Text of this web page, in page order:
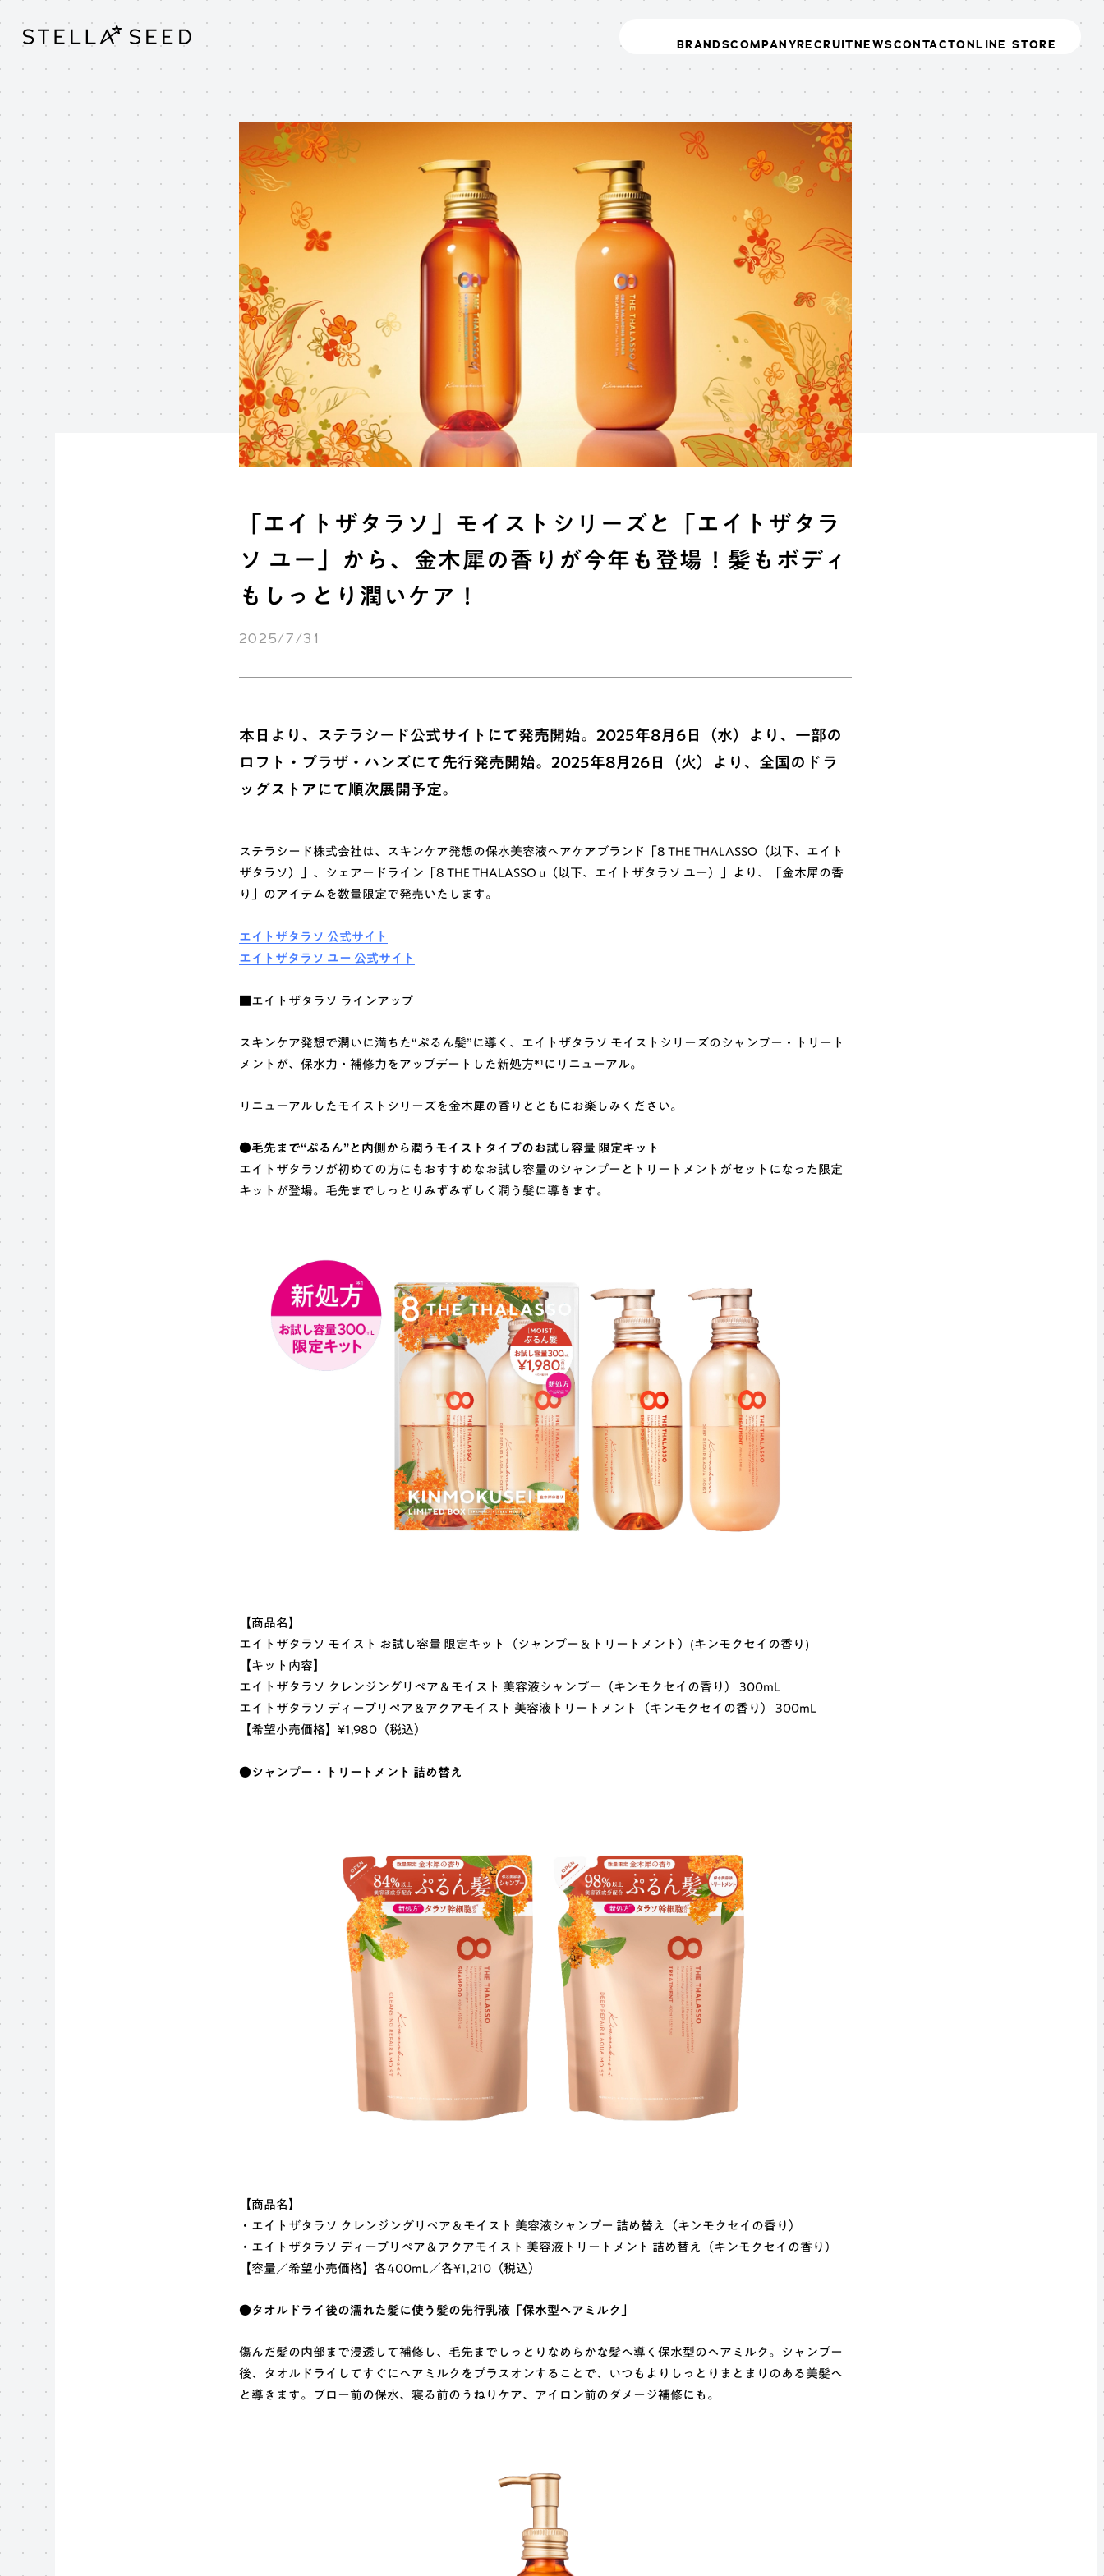
BRANDSCOMPANYRECRUITNEWSCONTACTONLINE STORE
「エイトザタラソ」モイストシリーズと「エイトザタラ
ソ ユー」から、金木犀の香りが今年も登場！髪もボディ
もしっとり潤いケア！
2025/7/31
本日より、ステラシード公式サイトにて発売開始。2025年8月6日（水）より、一部の
ロフト・プラザ・ハンズにて先行発売開始。2025年8月26日（火）より、全国のドラ
ッグストアにて順次展開予定。
ステラシード株式会社は、スキンケア発想の保水美容液ヘアケアブランド「8 THE THALASSO（以下、エイト
ザタラソ）」、シェアードライン「8 THE THALASSO u（以下、エイトザタラソ ユー）」より、「金木犀の香
り」のアイテムを数量限定で発売いたします。
エイトザタラソ 公式サイト
エイトザタラソ ユー 公式サイト
■エイトザタラソ ラインアップ
スキンケア発想で潤いに満ちた“ぷるん髪”に導く、エイトザタラソ モイストシリーズのシャンプー・トリート
メントが、保水力・補修力をアップデートした新処方*¹にリニューアル。
リニューアルしたモイストシリーズを金木犀の香りとともにお楽しみください。
●毛先まで“ぷるん”と内側から潤うモイストタイプのお試し容量 限定キット
エイトザタラソが初めての方にもおすすめなお試し容量のシャンプーとトリートメントがセットになった限定
キットが登場。毛先までしっとりみずみずしく潤う髪に導きます。
【商品名】
エイトザタラソ モイスト お試し容量 限定キット（シャンプー＆トリートメント）(キンモクセイの香り)
【キット内容】
エイトザタラソ クレンジングリペア＆モイスト 美容液シャンプー（キンモクセイの香り） 300mL
エイトザタラソ ディープリペア＆アクアモイスト 美容液トリートメント（キンモクセイの香り） 300mL
【希望小売価格】¥1,980（税込）
●シャンプー・トリートメント 詰め替え
【商品名】
・エイトザタラソ クレンジングリペア＆モイスト 美容液シャンプー 詰め替え（キンモクセイの香り）
・エイトザタラソ ディープリペア＆アクアモイスト 美容液トリートメント 詰め替え（キンモクセイの香り）
【容量／希望小売価格】各400mL／各¥1,210（税込）
●タオルドライ後の濡れた髪に使う髪の先行乳液「保水型ヘアミルク」
傷んだ髪の内部まで浸透して補修し、毛先までしっとりなめらかな髪へ導く保水型のヘアミルク。シャンプー
後、タオルドライしてすぐにヘアミルクをプラスオンすることで、いつもよりしっとりまとまりのある美髪へ
と導きます。ブロー前の保水、寝る前のうねりケア、アイロン前のダメージ補修にも。